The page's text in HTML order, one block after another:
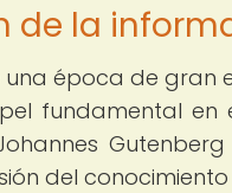
de la
una época de
fundamental en
del